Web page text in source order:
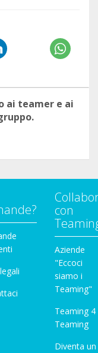
ai teamer e ai
con
Aziende
"Eccoci
siamo i
Teaming"
Teaming 4
Teaming
Diventa un